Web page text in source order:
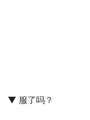
▼ 服了吗？